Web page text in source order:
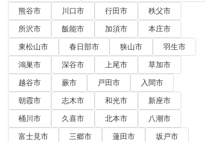
熊谷市
川口市 行田市
秩父市
所沢市
飯能市 加須市
本庄市
東松山市
春日部市 狭山市
羽生市
鴻巣市
深谷市 上尾市
草加市
越谷市
蕨市 戸田市
入間市
朝霞市
志木市 和光市
新座市
桶川市
久喜市 北本市
八潮市
富士見市
三郷市 蓮田市
坂戸市